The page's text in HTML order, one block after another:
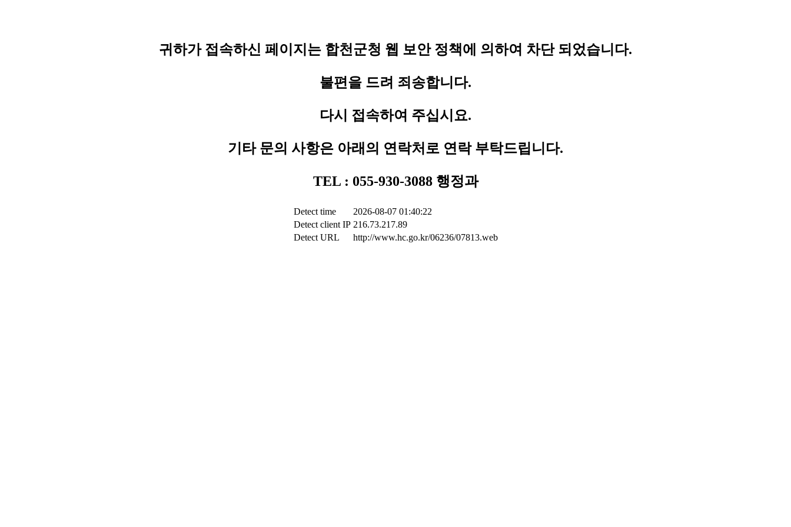
귀하가 접속하신 페이지는 합천군청 웹 보안 정책에 의하여 차단 되었습니다.
불편을 드려 죄송합니다.
다시 접속하여 주십시요.
기타 문의 사항은 아래의 연락처로 연락 부탁드립니다.
TEL : 055-930-3088 행정과
Detect time
2026-08-07 01:40:22
Detect client IP 216.73.217.89
Detect URL
http://www.hc.go.kr/06236/07813.web